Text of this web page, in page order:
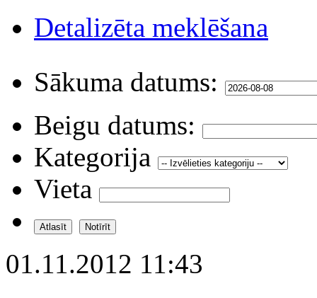
Detalizēta meklēšana
Sākuma datums:
Beigu datums:
Kategorija
Vieta
01.11.2012 11:43